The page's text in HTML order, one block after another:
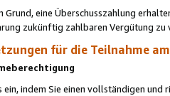
Grund, eine Überschusszahlung
zukünftig zahlbaren Vergütung zu
für die Teilnahme
indem Sie einen vollständigen